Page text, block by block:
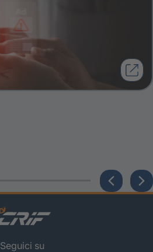
Seguici su